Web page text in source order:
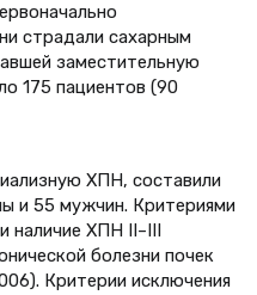
страдали сахарным
заместительную
175 пациентов (90
ХПН, составили
и 55 мужчин. Критериями
наличие ХПН II–III
болезни почек
Критерии исключения